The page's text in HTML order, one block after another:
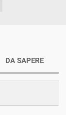
DA SAPERE